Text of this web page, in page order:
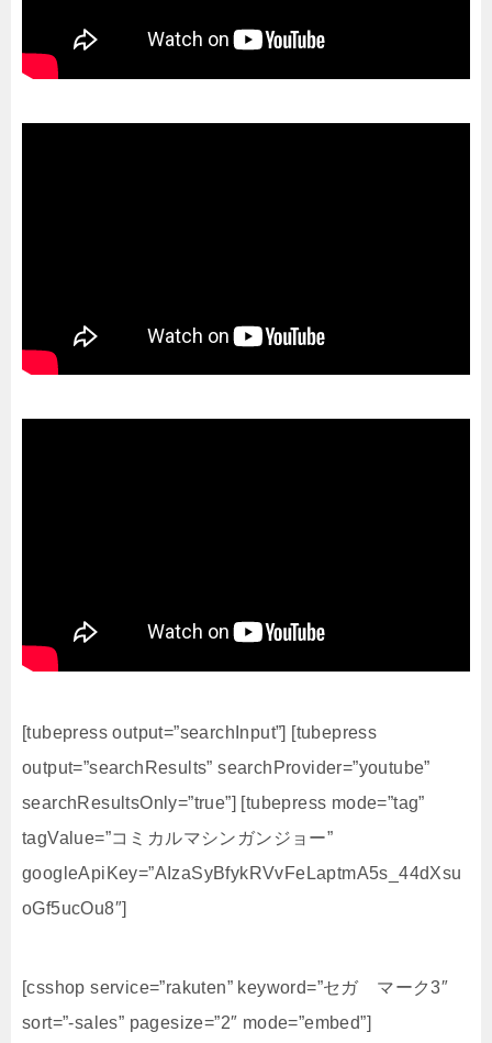
[tubepress output=”searchInput”] [tubepress
output=”searchResults” searchProvider=”youtube”
searchResultsOnly=”true”] [tubepress mode=”tag”
tagValue=”コミカルマシンガンジョー”
googleApiKey=”AIzaSyBfykRVvFeLaptmA5s_44dXsu
oGf5ucOu8″]
[csshop service=”rakuten” keyword=”セガ マーク3″
sort=”-sales” pagesize=”2″ mode=”embed”]